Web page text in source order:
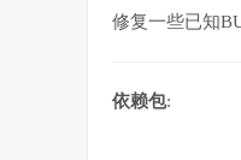
修复一些已知
依赖包: